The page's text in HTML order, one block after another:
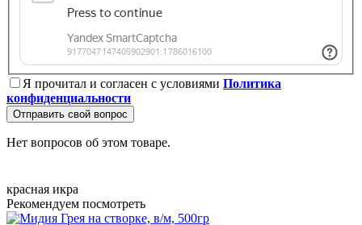
Я прочитал и согласен с условиями Политика
конфиденциальности
Отправить свой вопрос
Нет вопросов об этом товаре.
красная икра
Рекомендуем посмотреть